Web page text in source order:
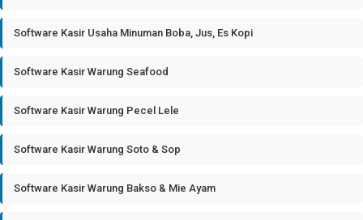
Software Kasir Usaha Minuman Boba, Jus, Es Kopi
Software Kasir Warung Seafood
Software Kasir Warung Pecel Lele
Software Kasir Warung Soto & Sop
Software Kasir Warung Bakso & Mie Ayam